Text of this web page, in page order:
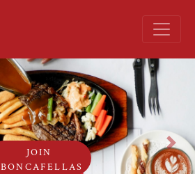
JOIN
BONCAFELLAS
Next